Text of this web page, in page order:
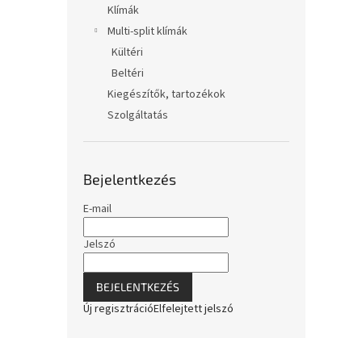
Klímák
Multi-split klímák
Kültéri
Beltéri
Kiegészítők, tartozékok
Szolgáltatás
Bejelentkezés
E-mail
Jelszó
BEJELENTKEZÉS
Új regisztrációElfelejtett jelszó